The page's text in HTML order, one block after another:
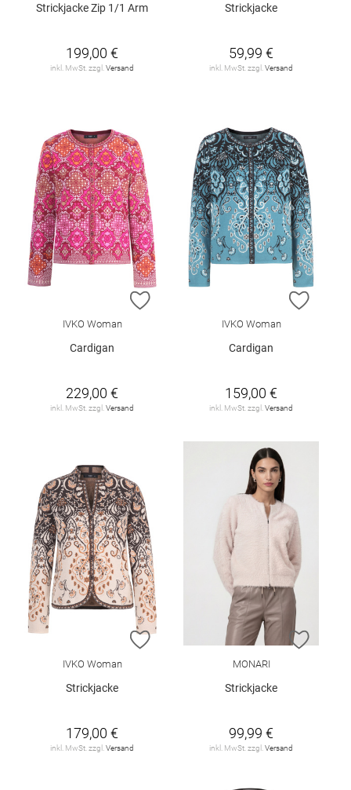
Strickjacke Zip 1/1 Arm
199,00 €
inkl. MwSt. zzgl. Versand
Strickjacke
59,99 €
inkl. MwSt. zzgl. Versand
ZUR WUNSCHLISTE HINZUFÜGEN
IVKO Woman
Cardigan
229,00 €
inkl. MwSt. zzgl. Versand
ZUR
IVKO Woman
Cardigan
159,00 €
inkl. MwSt. zzgl. Versand
ZUR WUNSCHLISTE HINZUFÜGEN
IVKO Woman
Strickjacke
179,00 €
inkl. MwSt. zzgl. Versand
ZUR
MONARI
Strickjacke
99,99 €
inkl. MwSt. zzgl. Versand